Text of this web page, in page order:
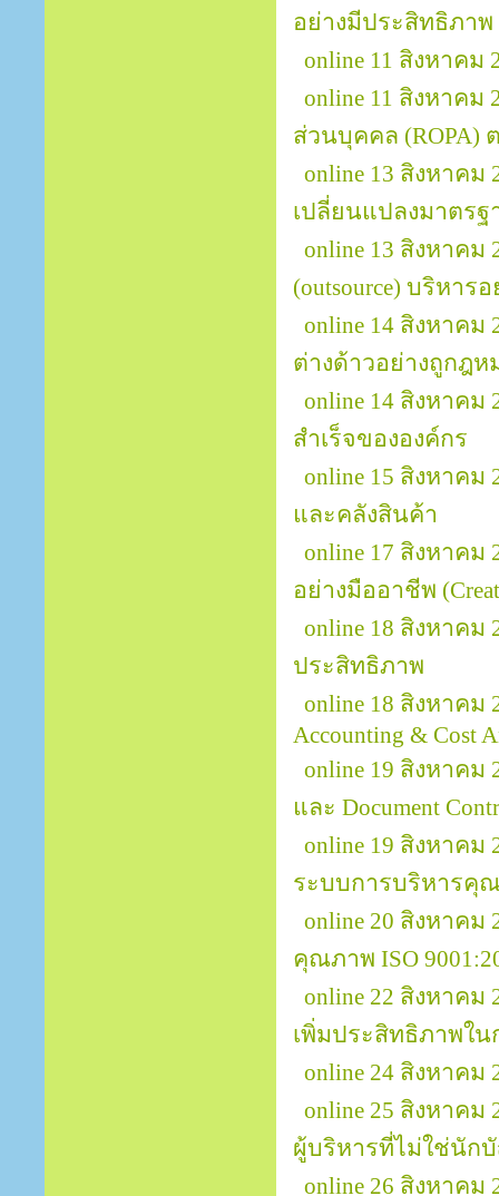
อย่างมีประสิทธิภาพ
online 11 สิงหาค
online 11 สิงหาค
ส่วนบุคคล (ROPA)
online 13 สิงหาคม
เปลี่ยนแปลงมาตร
online 13 สิงหาค
(outsource) บริหารอ
online 14 สิงหาคม
ต่างด้าวอย่างถูกฎห
online 14 สิงหาค
สำเร็จขององค์กร
online 15 สิงหาค
และคลังสินค้า
online 17 สิงหาคม
อย่างมืออาชีพ
online 18 สิงหาค
ประสิทธิภาพ
online 18 สิงหาค
Accounting & Cost
online 19 สิงหาคม
และ Document
online 19 สิงหาคม
ระบบการบริหารคุณ
online 20 สิงหาค
คุณภาพ ISO
online 22 สิงหาค
เพิ่มประสิทธิภาพใน
online 24 สิงหาค
online 25 สิงหาคม
ผู้บริหารที่ไม่ใช่นัก
online 26 สิงหาคม